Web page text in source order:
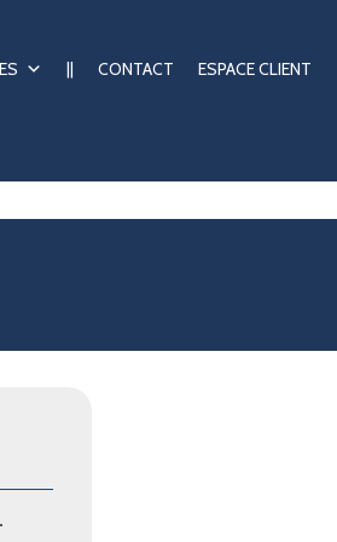
|| CONTACT
ESPACE CLIENT